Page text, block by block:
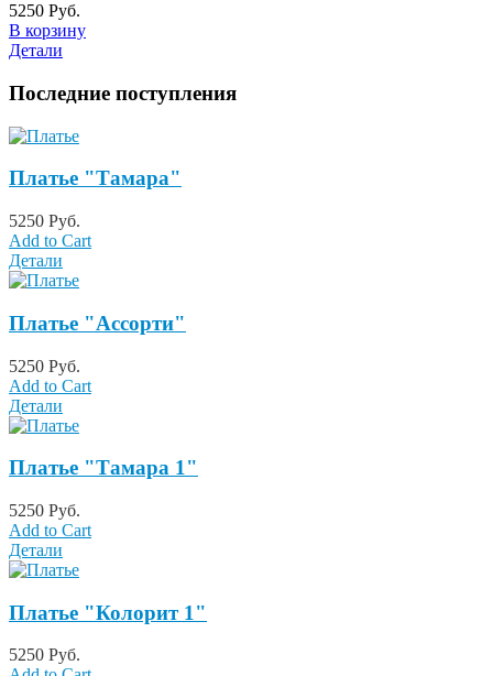
5250 Руб.
В корзину
Детали
Последние поступления
Платье "Тамара"
5250 Руб.
Add to Cart
Детали
Платье "Ассорти"
5250 Руб.
Add to Cart
Детали
Платье "Тамара 1"
5250 Руб.
Add to Cart
Детали
Платье "Колорит 1"
5250 Руб.